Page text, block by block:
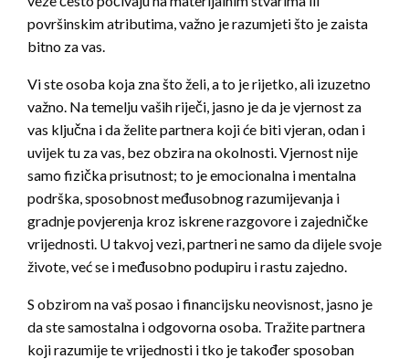
površinskim atributima, važno je razumjeti što je zaista
bitno za vas.
Vi ste osoba koja zna što želi, a to je rijetko, ali izuzetno
važno. Na temelju vaših riječi, jasno je da je vjernost za
vas ključna i da želite partnera koji će biti vjeran, odan i
uvijek tu za vas, bez obzira na okolnosti. Vjernost nije
samo fizička prisutnost; to je emocionalna i mentalna
podrška, sposobnost međusobnog razumijevanja i
gradnje povjerenja kroz iskrene razgovore i zajedničke
vrijednosti. U takvoj vezi, partneri ne samo da dijele svoje
živote, već se i međusobno podupiru i rastu zajedno.
S obzirom na vaš posao i financijsku neovisnost, jasno je
da ste samostalna i odgovorna osoba. Tražite partnera
koji razumije te vrijednosti i tko je također sposoban